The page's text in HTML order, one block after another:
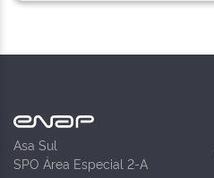
Asa Sul
SPO Área Especial 2-A